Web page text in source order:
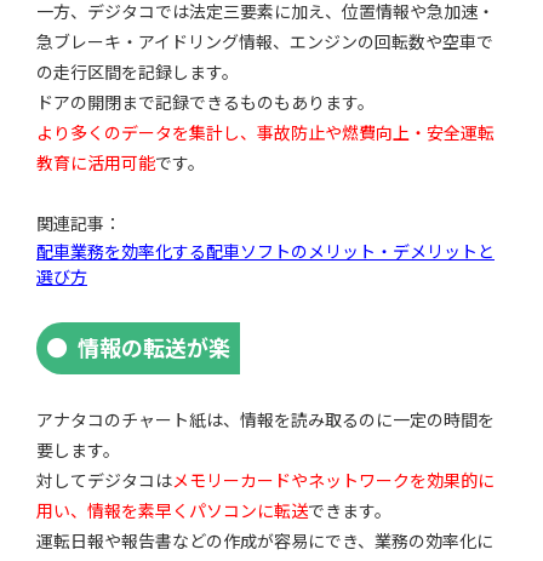
一方、デジタコでは法定三要素に加え、位置情報や急加速・
急ブレーキ・アイドリング情報、エンジンの回転数や空車で
の走行区間を記録します。
ドアの開閉まで記録できるものもあります。
より多くのデータを集計し、事故防止や燃費向上・安全運転
教育に活用可能です。
関連記事：
配車業務を効率化する配車ソフトのメリット・デメリットと
選び方
情報の転送が楽
アナタコのチャート紙は、情報を読み取るのに一定の時間を
要します。
対してデジタコはメモリーカードやネットワークを効果的に
用い、情報を素早くパソコンに転送できます。
運転日報や報告書などの作成が容易にでき、業務の効率化に